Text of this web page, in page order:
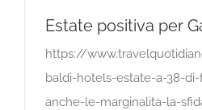
Estate positiva per
https://
baldi-hotels-estate-a-38-
anche-le-marginalita-la-